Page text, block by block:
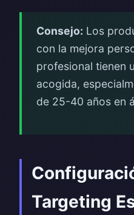
Consejo: Los
con la mejora
profesional tienen
acogida,
de 25-40 años en
Targeting